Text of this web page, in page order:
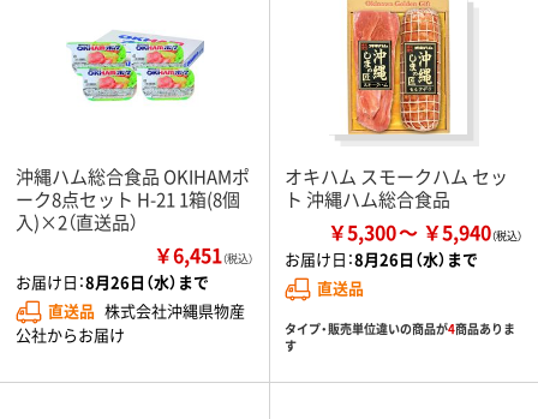
沖縄ハム総合食品 OKIHAMポ
ーク8点セット H-21 1箱(8個
入)×2（直送品）
￥6,451（税込）
お届け日：8月26日（水）まで
直送品 株式会社沖縄県物産
公社からお届け
オキハム スモークハム セッ
ト 沖縄ハム総合食品
￥5,300 ￥5,940
お届け日：8月26日（水）まで
直送品
タイプ・販売単位違いの商品が4商品ありま
す